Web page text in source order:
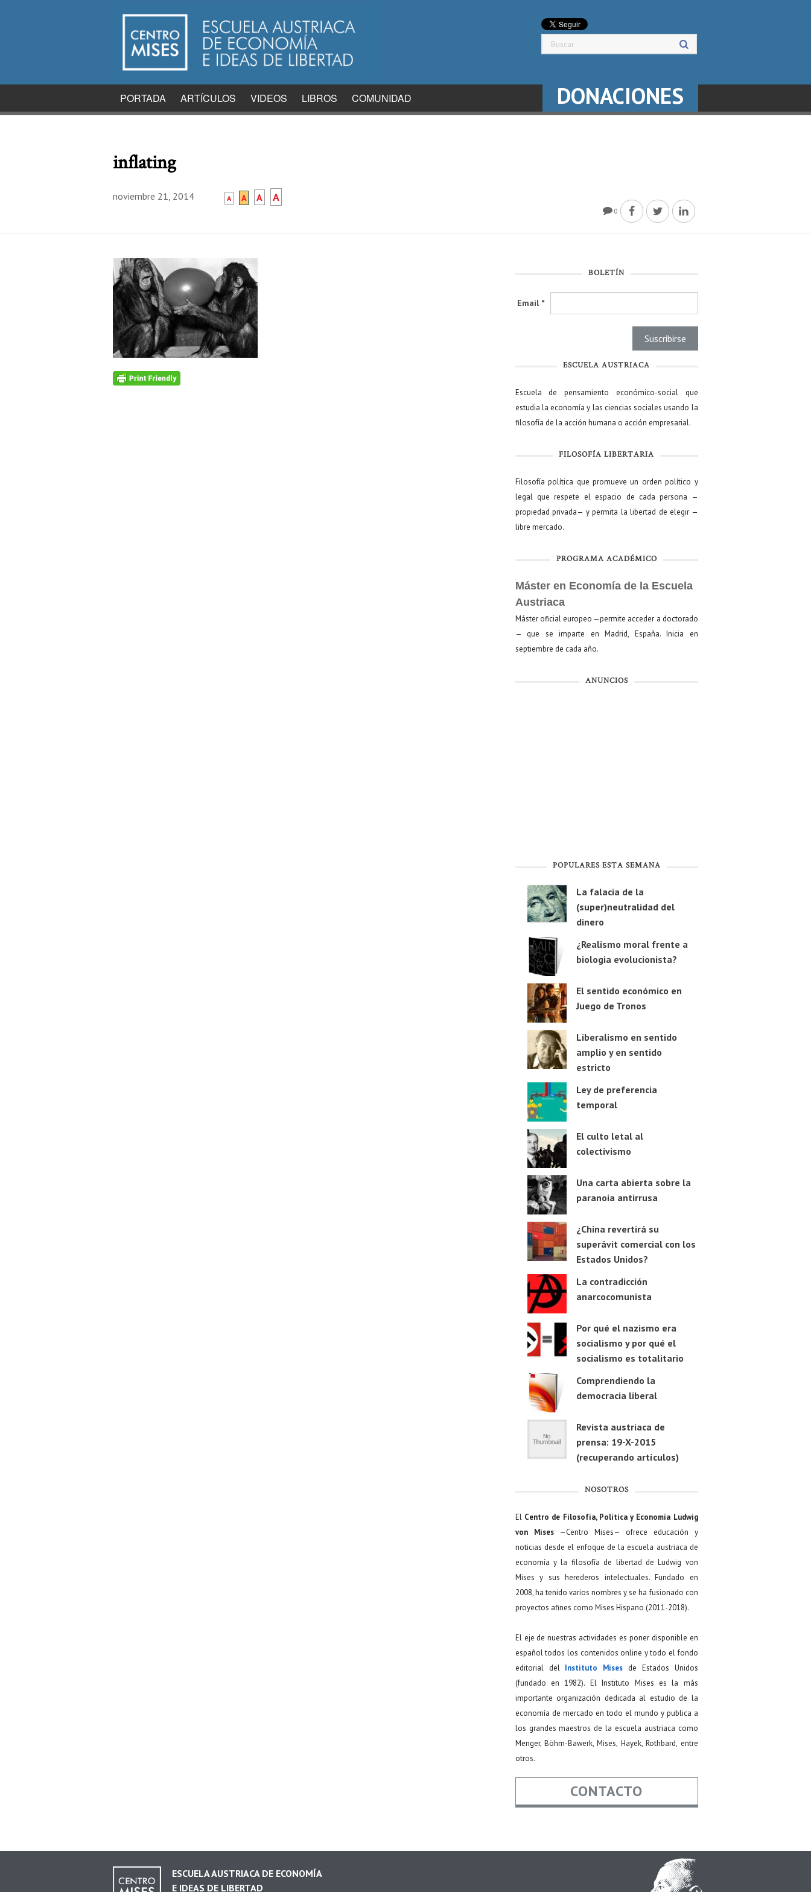
PORTADA ARTÍCULOS VIDEOS LIBROS COMUNIDAD DONACIONES
inflating
noviembre 21, 2014 A A A A
0
BOLETÍN
Email *
ESCUELA AUSTRIACA
Escuela de pensamiento económico-social que
estudia la economía y las ciencias sociales usando la
filosofía de la acción humana o acción empresarial.
FILOSOFÍA LIBERTARIA
Filosofía política que promueve un orden político y
legal que respete el espacio de cada persona —
propiedad privada— y permita la libertad de elegir —
libre mercado.
PROGRAMA ACADÉMICO
Máster en Economía de la Escuela
Austriaca
Máster oficial europeo —permite acceder a doctorado
— que se imparte en Madrid, España. Inicia en
septiembre de cada año.
ANUNCIOS
POPULARES ESTA SEMANA
La falacia de la
(super)neutralidad del
dinero
¿Realismo moral frente a
biologia evolucionista?
El sentido económico en
Juego de Tronos
Liberalismo en sentido
amplio y en sentido
estricto
Ley de preferencia
temporal
El culto letal al
colectivismo
Una carta abierta sobre la
paranoia antirrusa
¿China revertirá su
superávit comercial con los
Estados Unidos?
La contradicción
anarcocomunista
Por qué el nazismo era
socialismo y por qué el
socialismo es totalitario
Comprendiendo la
democracia liberal
Revista austriaca de
prensa: 19-X-2015
(recuperando artículos)
NOSOTROS
El Centro de Filosofía, Política y Economía Ludwig
von Mises—Centro Mises— ofrece educación y
noticias desde el enfoque de la escuela austriaca de
economía y la filosofía de libertad de Ludwig von
Mises y sus herederos intelectuales. Fundado en
2008, ha tenido varios nombres y se ha fusionado con
proyectos afines como Mises Hispano (2011-2018).
El eje de nuestras actividades es poner disponible en
español todos los contenidos online y todo el fondo
editorial del Instituto Mises de Estados Unidos
(fundado en 1982). El Instituto Mises es la más
importante organización dedicada al estudio de la
economía de mercado en todo el mundo y publica a
los grandes maestros de la escuela austriaca como
Menger, Böhm-Bawerk, Mises, Hayek, Rothbard, entre
otros.
CONTACTO
ESCUELA AUSTRIACA DE ECONOMÍA
E IDEAS DE LIBERTAD